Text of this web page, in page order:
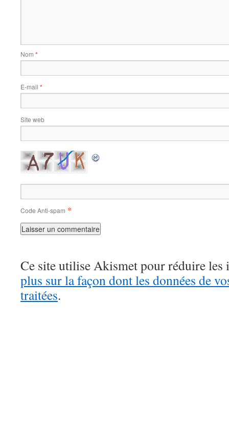
Nom *
E-mail *
Site web
Code Anti-spam *
Ce site utilise Akismet pour réduire les
plus sur la façon dont les données de
traitées.